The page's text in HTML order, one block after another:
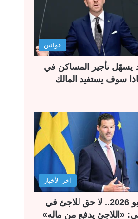
قوانين
يسهّل تأجير المساكن في
سوف يستفيد المالك
آخر الأخبار
من 12 يوليو 2026.. لا حق للاجئ في
«اللاجئ يدفع من ماله»